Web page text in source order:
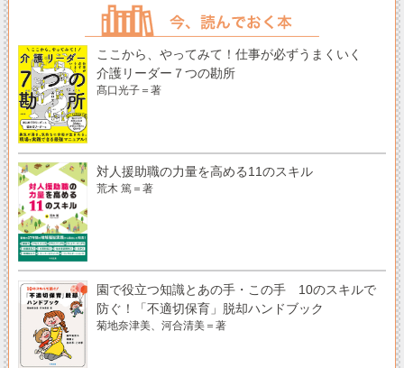
ここから、やってみて！仕事が必ずうまくいく
介護リーダー７つの勘所
髙口光子＝著
対人援助職の力量を高める11のスキル
荒木 篤＝著
園で役立つ知識とあの手・この手 10のスキルで
防ぐ！「不適切保育」脱却ハンドブック
菊地奈津美、河合清美＝著